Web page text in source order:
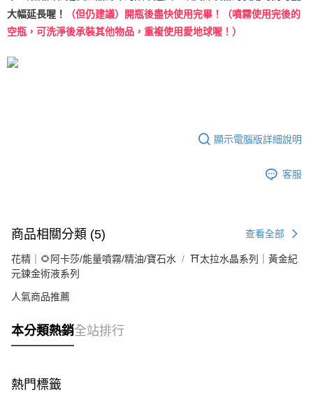
大幅延長喔！
（但仍建議）開瓶後盡快使用完畢！（噴霧使用完後的
空瓶，可洗淨後承裝其他物品，重複使用愛地球喔！）
顯示電腦版詳細說明
客服
商品相關分類 (5) 查看全部
花精｜🌻阿卡莎/能量噴霧/精油/寶石水
⛩太拉水晶系列｜黃金紀
元鍊金術液系列
人氣商品推薦
本分類熱銷全站排行
熱門標籤